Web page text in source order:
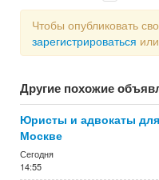
Чтобы опубликовать
зарегистрироваться или
Другие похожие
Юристы и адвокаты
Москве
Сегодня
14:55